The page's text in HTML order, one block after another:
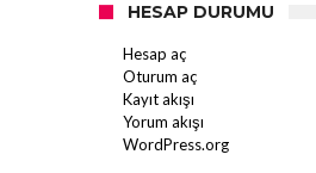
HESAP DURUMU
Hesap aç
Oturum aç
Kayıt akışı
Yorum akışı
WordPress.org